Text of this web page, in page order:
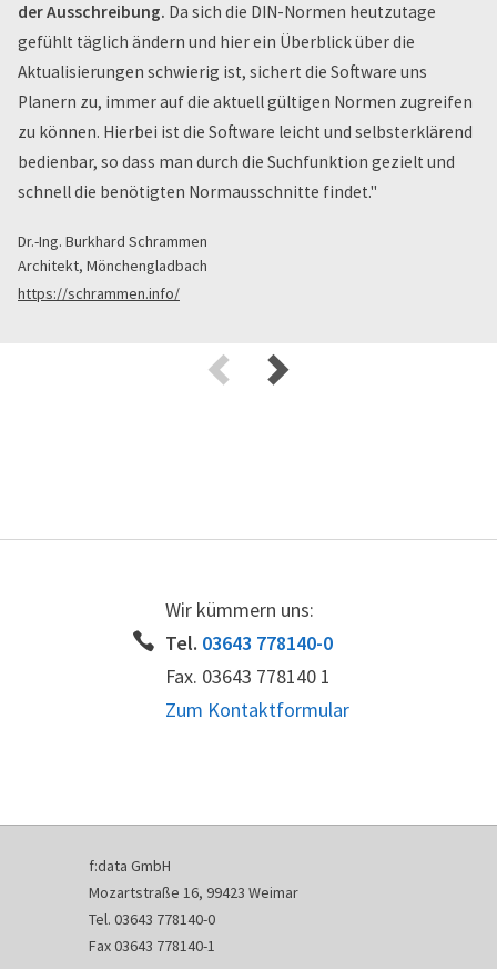
der Ausschreibung. Da sich die DIN-Normen heutzutage
gefühlt täglich ändern und hier ein Überblick über die
Aktualisierungen schwierig ist, sichert die Software uns
Planern zu, immer auf die aktuell gültigen Normen zugreifen
zu können. Hierbei ist die Software leicht und selbsterklärend
bedienbar, so dass man durch die Suchfunktion gezielt und
schnell die benötigten Normausschnitte findet."
Dr.-Ing. Burkhard Schrammen
Architekt, Mönchengladbach
https://schrammen.info/
Wir kümmern uns:
Tel. 03643 778140-0
Fax. 03643 778140 1
Zum Kontaktformular
f:data GmbH
Mozartstraße 16, 99423 Weimar
Tel. 03643 778140-0
Fax 03643 778140-1